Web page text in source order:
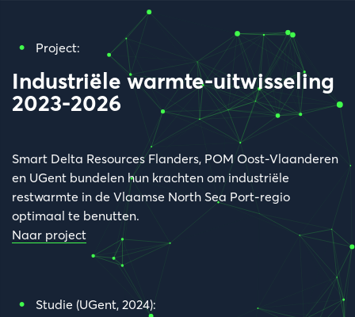
Project:
Industriële warmte-uitwisseling
2023-2026
Smart Delta Resources Flanders, POM Oost-Vlaanderen
en UGent bundelen hun krachten om industriële
restwarmte in de Vlaamse North Sea Port-regio
optimaal te benutten.
Naar project
Studie (UGent, 2024):